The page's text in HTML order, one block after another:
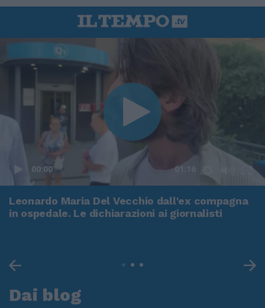
00:00 01:16
Leonardo Maria Del Vecchio dall'ex compagna
in ospedale. Le dichiarazioni ai giornalisti
Dai blog